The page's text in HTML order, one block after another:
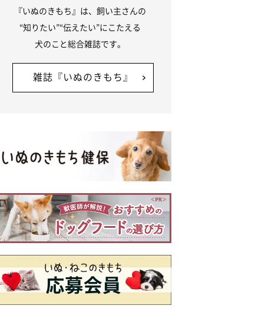
『いぬのきもち』は、飼い主さんの
“知りたい”“伝えたい”にこたえる
犬のこと総合雑誌です。
雑誌『いぬのきもち』